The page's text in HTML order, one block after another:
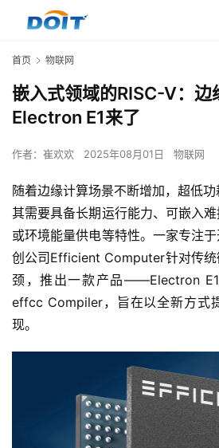
首页 物联网
嵌入式领域的RISC-V：边
Electron E1来了
作者： 崔欢欢 2025年08月01日 物联网
随着边缘计算场景不断增加，超低功
其需要具备长期运行能力、可嵌入
或环境能量供电等特性。一家专注
创公司Efficient Computer针对传统
颈，推出一款产品——Electron
effcc Compiler，旨在以全新方式
现。